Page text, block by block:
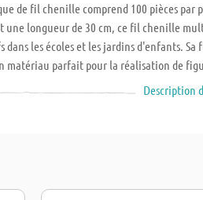
de fil chenille comprend 100 pièces par
une longueur de 30 cm, ce fil chenille
dans les écoles et les jardins d'enfants. Sa
matériau parfait pour la réalisation de
Description